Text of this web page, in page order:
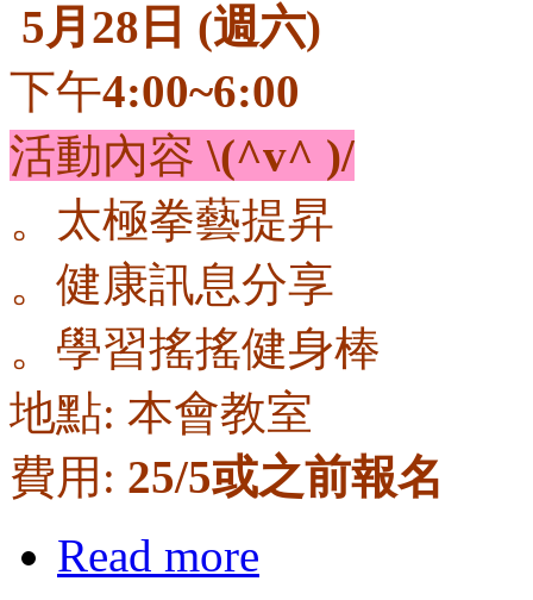
5月28日 (週六)
下午4:00~6:00
活動內容 \(^v^ )/
。太極拳藝提昇
。健康訊息分享
。學習搖搖健身棒
地點: 本會教室
費用: 25/5或之前報名
Read more